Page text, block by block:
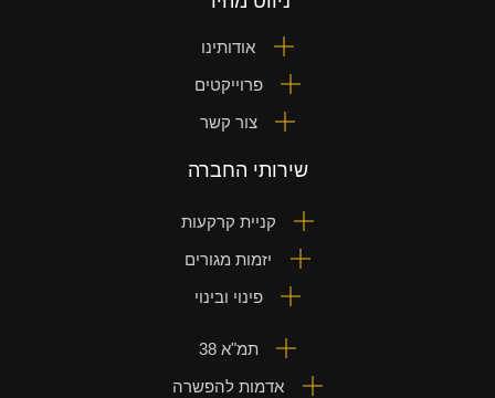
אודותינו
פרוייקטים
צור קשר
שירותי החברה
קניית קרקעות
יזמות מגורים
פינוי ובינוי
תמ"א 38
אדמות להפשרה